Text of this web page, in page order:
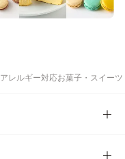
アレルギー対応お菓子・スイーツ